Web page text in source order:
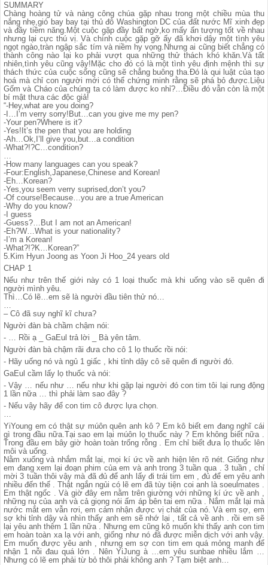
SUMMARY
Chàng hoàng tử và nàng công chúa gặp nhau trong một chiều mùa thu
nắng nhẹ,gió bay bay tại thủ đô Washington DC của đất nước Mĩ xinh đẹp
và đầy tiềm năng.Một cuộc gặp đầy bất ngờ,ko mấy ấn tượng tốt về nhau
nhưng lại cực thú vị. Và chính cuộc gặp gỡ ấy đã khơi dậy một tình yêu
ngọt ngào,tràn ngập sắc tím và niềm hy vọng.Nhưng ai cũng biết chẳng có
thành công nào lại ko phải vượt qua những thử thách khó khăn.Và tất
nhiên,tình yêu cũng vậy!Mặc cho đó có là một tình yêu định mệnh thì sự
thách thức của cuộc sống cũng sẽ chẳng buông tha.Đó là qui luật của tạo
hoá mà chỉ con người mới có thể chứng minh rằng sẽ phá bỏ được.Liệu
Gốm và Cháo của chúng ta có làm được ko nhỉ?…Điều đó vẫn còn là một
bí mật thưa các độc giả!
“-Hey,what are you doing?
-I…I’m verry sorry!But…can you give me my pen?
-Your pen?Where is it?
-Yes!It’s the pen that you are holding
-Ah…Ok,I’ll give you,but…a condition
-What?!?C…condition?
…
-How many languages can you speak?
-Four:English,Japanese,Chinese and Korean!
-Eh…Korean?
-Yes,you seem verry suprised,don’t you?
-Of course!Because…you are a true American
-Why do you know?
-I guess
-Guess?…But I am not an American!
-Eh?W…What is your nationality?
-I’m a Korean!
-What?!?K…Korean?”
5.Kim Hyun Joong as Yoon Ji Hoo_24 years old
CHAP 1
Nếu như trên thế giới này có 1 loại thuốc mà khi uống vào sẽ quên đi
người mình yêu.
Thì…Có lẽ…em sẽ là người đầu tiên thử nó…
…
– Cô đã suy nghĩ kĩ chưa?
Người đàn bà chầm chậm nói:
- … Rồi ạ _ GaEul trả lời _ Bà yên tâm.
Người đàn bà chậm rãi đưa cho cô 1 lọ thuốc rồi nói:
- Hãy uống nó và ngủ 1 giấc , khi tỉnh dậy cô sẽ quên đi người đó.
GaEul cầm lấy lọ thuốc và nói:
- Vậy … nếu như … nếu như khi gặp lại người đó con tim tôi lại rung động
1 lần nữa … thì phải làm sao đây ?
- Nếu vậy hãy để con tim cô được lựa chọn.
…
YiYoung em có thật sự múôn quên anh kô ? Em kô biết em đang nghĩ cái
gì trong đầu nữa.Tại sao em lại múôn lọ thuốc này ? Em không biết nữa .
Trong đầu em bây giờ hoàn toàn trống rỗng . Em chỉ biết đưa lọ thuốc lên
môi và uống.
Nằm xuống và nhắm mắt lại, mọi kí ức về anh hiện lên rõ nét. Giống như
em đang xem lại đoạn phim của em và anh trong 3 tuần qua . 3 tuần , chỉ
mời 3 tuần thôi vậy mà đã đủ để anh lấy đi trái tim em , đủ để em yêu anh
nhiều đến thế . Thật ngắn ngủi có lẽ em đã tùy tiện coi anh là soeulmates .
Em thật ngốc . Và giờ đây em nằm trên giường với những kí ức về anh ,
những nụ của anh và cả giọng nói ấm áp bên tai em nữa . Nắm mắt lại mà
nước mắt em vẫn rơi, em cảm nhận được vị chát của nó. Và em sợ, em
sợ khi tỉnh dậy và nhìn thấy anh em sẽ nhớ lại , tất cả về anh . rồi em sẽ
lại yêu anh thêm 1 lần nữa . Nhưng em cũng kô muốn khi thấy anh con tim
em hoàn toàn xa lạ với anh, giống như nó đã được miễn dịch với anh vậy.
Em muốn được yêu anh , nhưng em sợ con tim em quá mỏng manh để
nhận 1 nỗi đau quá lớn . Nên YiJung à …em yêu sunbae nhiều lắm …
Nhưng có lẽ em phải từ bỏ thôi phải không anh ? Tạm biệt anh…